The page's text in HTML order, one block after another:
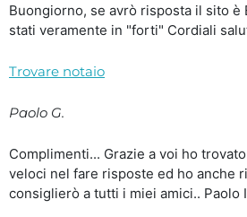
Buongiorno, se avrò risposta il sito è
stati veramente in "forti" Cordiali
Trovare notaio
Paolo G.
Complimenti... Grazie a voi ho
veloci nel fare risposte ed ho anche
consiglierò a tutti i miei amici.. Paolo